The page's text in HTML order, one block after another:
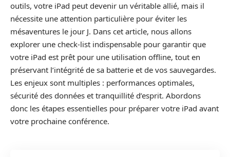
outils, votre iPad peut devenir un véritable allié, mais il
nécessite une attention particulière pour éviter les
mésaventures le jour J. Dans cet article, nous allons
explorer une check-list indispensable pour garantir que
votre iPad est prêt pour une utilisation offline, tout en
préservant l’intégrité de sa batterie et de vos sauvegardes.
Les enjeux sont multiples : performances optimales,
sécurité des données et tranquillité d’esprit. Abordons
donc les étapes essentielles pour préparer votre iPad avant
votre prochaine conférence.